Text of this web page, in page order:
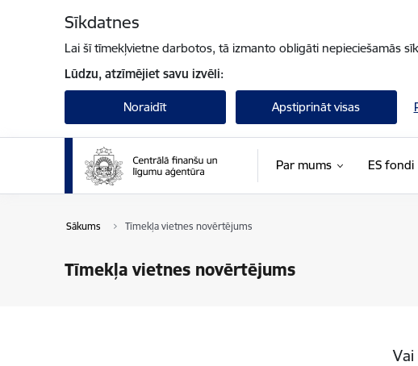
Sīkdatnes
Lai šī tīmekļvietne darbotos, tā izmanto obligāti nepieciešamās
Lūdzu, atzīmējiet savu izvēli:
Noraidīt Apstiprināt visas
Par mums ES fondi
Sākums Tīmekļa vietnes novērtējums
Tīmekļa vietnes novērtējums